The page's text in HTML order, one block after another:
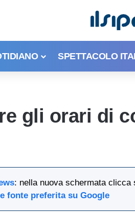
SPETTACOLO
gli orari di
: nella nuova schermata clicca
fonte preferita su Google